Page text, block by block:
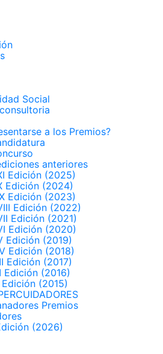
Social
a los Premios?
anteriores
Edición (2025)
Edición (2024)
Edición (2023)
Edición (2022)
Edición (2021)
Edición (2020)
Edición (2019)
Edición (2018)
Edición (2017)
Edición (2016)
(2015)
Premios
(2026)